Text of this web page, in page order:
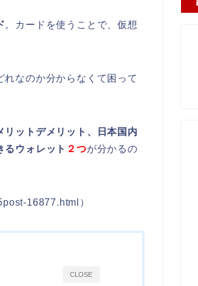
。カードを使うことで、仮想
なのか分からなくて困って
ットデメリット、日本国内
るウォレット ２つが分かるの
16877.html）
CLOSE